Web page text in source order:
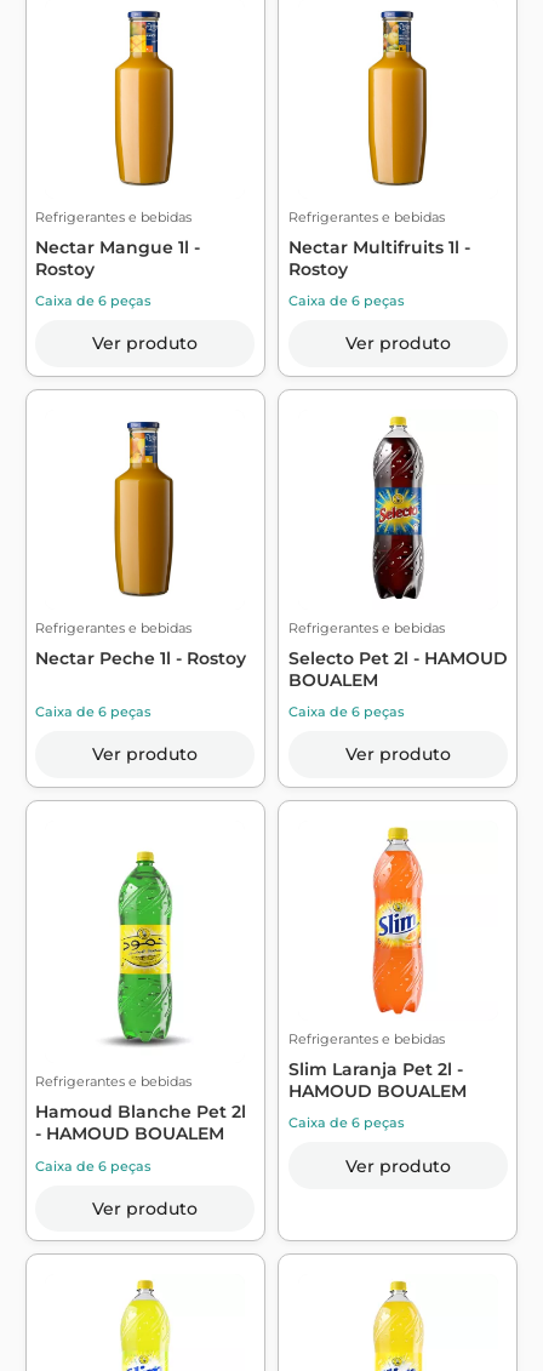
Refrigerantes e bebidas
Nectar Mangue 1l -
Rostoy
Caixa de 6 peças
Ver produto
Refrigerantes e bebidas
Nectar Multifruits 1l -
Rostoy
Caixa de 6 peças
Ver produto
Refrigerantes e bebidas
Nectar Peche 1l - Rostoy
Caixa de 6 peças
Ver produto
Refrigerantes e bebidas
Selecto Pet 2l - HAMOUD
BOUALEM
Caixa de 6 peças
Ver produto
Refrigerantes e bebidas
Hamoud Blanche Pet 2l
- HAMOUD BOUALEM
Caixa de 6 peças
Ver produto
Refrigerantes e bebidas
Slim Laranja Pet 2l -
HAMOUD BOUALEM
Caixa de 6 peças
Ver produto